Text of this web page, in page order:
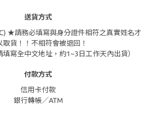
送貨方式
★請務必填寫與身分證件相符之真實姓名才
取貨！！不相符會被退回！
寫全中文地址，約1~3日工作天內出貨）
付款方式
信用卡付款
銀行轉帳／ATM